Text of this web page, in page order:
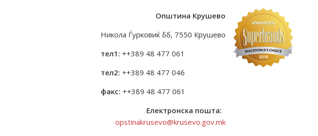
Општина Крушево
Никола Ѓурковиќ бб, 7550 Крушево
тел1: ++389 48 477 061
тел2: ++389 48 477 046
факс: ++389 48 477 061
Електронска пошта:
opstinakrusevo@krusevo.gov.mk